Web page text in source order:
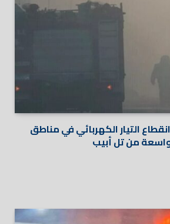
التيار الكهربائي في مناطق
من تل أبيب